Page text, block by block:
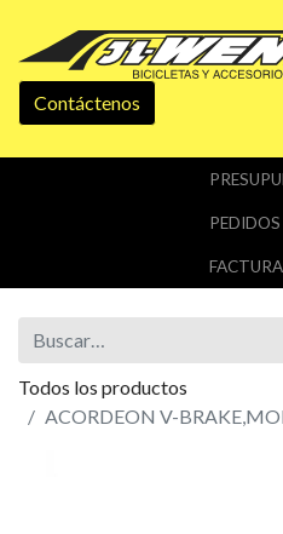
Contáctenos
PEDIDOS
Todos los productos
ACORDEON V-